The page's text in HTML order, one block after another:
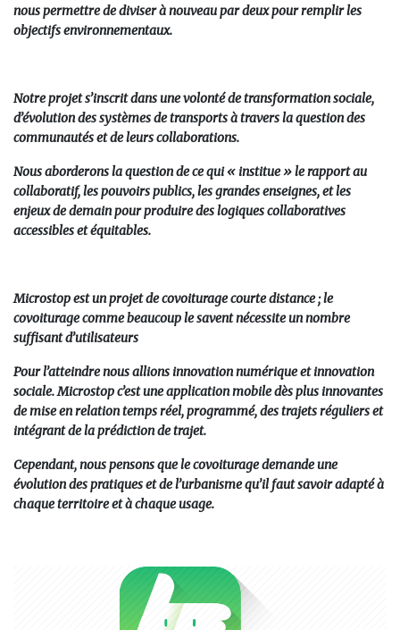
nous permettre de diviser à nouveau par deux pour remplir les
objectifs environnementaux.
Notre projet s’inscrit dans une volonté de transformation sociale,
d’évolution des systèmes de transports à travers la question des
communautés et de leurs collaborations.
Nous aborderons la question de ce qui « institue » le rapport au
collaboratif, les pouvoirs publics, les grandes enseignes, et les
enjeux de demain pour produire des logiques collaboratives
accessibles et équitables.
Microstop est un projet de covoiturage courte distance ; le
covoiturage comme beaucoup le savent nécessite un nombre
suffisant d’utilisateurs
Pour l’atteindre nous allions innovation numérique et innovation
sociale. Microstop c’est une application mobile dès plus innovantes
de mise en relation temps réel, programmé, des trajets réguliers et
intégrant de la prédiction de trajet.
Cependant, nous pensons que le covoiturage demande une
évolution des pratiques et de l’urbanisme qu’il faut savoir adapté à
chaque territoire et à chaque usage.